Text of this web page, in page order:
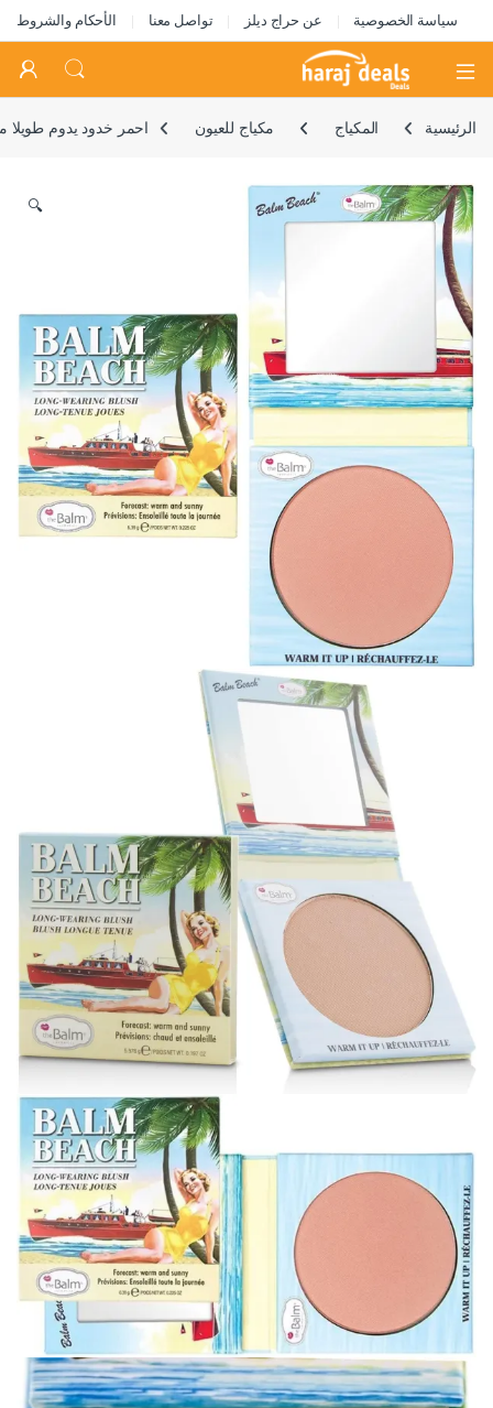
سياسة الخصوصية عن حراج ديلز تواصل معنا الأحكام والشروط
Open
الرئيسية المكياج مكياج للعيون احمر خدود يدوم طويلا
🔍